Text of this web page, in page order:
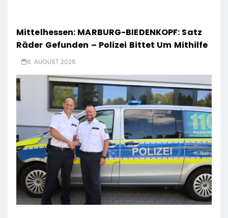
Mittelhessen: MARBURG-BIEDENKOPF: Satz
Räder Gefunden – Polizei Bittet Um Mithilfe
6. AUGUST 2026